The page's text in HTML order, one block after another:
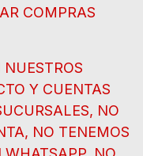
COMPRAS
Y CUENTAS
NO
NO TENEMOS